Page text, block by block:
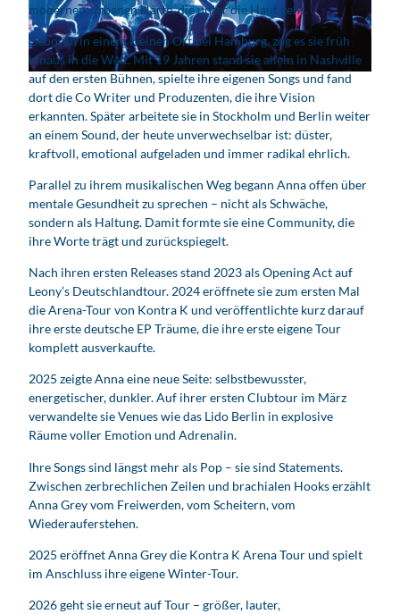
© Management Lewe
© Prinz
modernen, urbanen Härte, die unter die Haut geht.
Geboren in einem kleinen Ort bei Hamburg, zog es sie früh
hinaus in die Welt. Mit 19 Jahren stand sie allein in Nashville
auf den ersten Bühnen, spielte ihre eigenen Songs und fand
dort die Co Writer und Produzenten, die ihre Vision
erkannten. Später arbeitete sie in Stockholm und Berlin weiter
an einem Sound, der heute unverwechselbar ist: düster,
kraftvoll, emotional aufgeladen und immer radikal ehrlich.
Parallel zu ihrem musikalischen Weg begann Anna offen über
mentale Gesundheit zu sprechen – nicht als Schwäche,
sondern als Haltung. Damit formte sie eine Community, die
ihre Worte trägt und zurückspiegelt.
Nach ihren ersten Releases stand 2023 als Opening Act auf
Leony’s Deutschlandtour. 2024 eröffnete sie zum ersten Mal
die Arena-Tour von Kontra K und veröffentlichte kurz darauf
ihre erste deutsche EP Träume, die ihre erste eigene Tour
komplett ausverkaufte.
2025 zeigte Anna eine neue Seite: selbstbewusster,
energetischer, dunkler. Auf ihrer ersten Clubtour im März
verwandelte sie Venues wie das Lido Berlin in explosive
Räume voller Emotion und Adrenalin.
Ihre Songs sind längst mehr als Pop – sie sind Statements.
Zwischen zerbrechlichen Zeilen und brachialen Hooks erzählt
Anna Grey vom Freiwerden, vom Scheitern, vom
Wiederauferstehen.
2025 eröffnet Anna Grey die Kontra K Arena Tour und spielt
im Anschluss ihre eigene Winter-Tour.
2026 geht sie erneut auf Tour – größer, lauter,